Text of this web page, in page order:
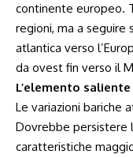
continente europeo.
regioni, ma a seguire
atlantica verso
da ovest fin verso il
L’elemento
Le variazioni bariche
Dovrebbe persistere
caratteristiche